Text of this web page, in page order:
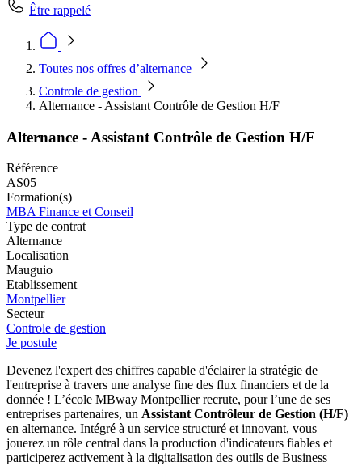
Être rappelé
Toutes nos offres d’alternance
Controle de gestion
Alternance - Assistant Contrôle de Gestion H/F
Alternance - Assistant Contrôle de Gestion H/F
Référence
AS05
Formation(s)
MBA Finance et Conseil
Type de contrat
Alternance
Localisation
Mauguio
Etablissement
Montpellier
Secteur
Controle de gestion
Je postule
Devenez l'expert des chiffres capable d'éclairer la stratégie de
l'entreprise à travers une analyse fine des flux financiers et de la
donnée ! L’école MBway Montpellier recrute, pour l’une de ses
entreprises partenaires, un Assistant Contrôleur de Gestion (H/F)
en alternance. Intégré à un service structuré et innovant, vous
jouerez un rôle central dans la production d'indicateurs fiables et
participerez activement à la digitalisation des outils de Business